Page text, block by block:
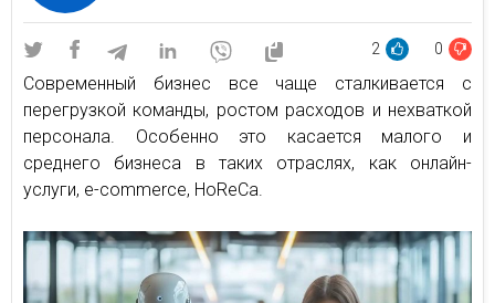
2 0
Современный бизнес все чаще сталкивается с
перегрузкой команды, ростом расходов и нехваткой
персонала. Особенно это касается малого и
среднего бизнеса в таких отраслях, как онлайн-
услуги, e-commerce, HoReCa.